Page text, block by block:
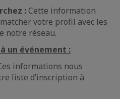
: Cette information
votre profil avec les
notre réseau.
un événement :
informations nous
liste d’inscription à